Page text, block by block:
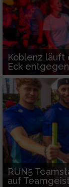
Koblenz läuft
Eck entgegen
RUN5
auf Teamgeist